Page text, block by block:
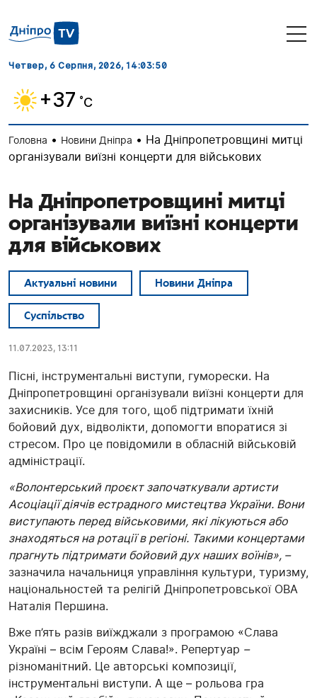
Четвер, 6 Серпня, 2026, 14:03:51
+37 ˚C
Головна • Новини Дніпра • На Дніпропетровщині митці
організували виїзні концерти для військових
На Дніпропетровщині митці
організували виїзні концерти
для військових
Актуальні новини Новини Дніпра
Суспільство
11.07.2023, 13:11
Пісні, інструментальні виступи, гуморески. На
Дніпропетровщині організували виїзні концерти для
захисників. Усе для того, щоб підтримати їхній
бойовий дух, відволікти, допомогти впоратися зі
стресом. Про це повідомили в обласній військовій
адміністрації.
«Волонтерський проєкт започаткували артисти
Асоціації діячів естрадного мистецтва України. Вони
виступають перед військовими, які лікуються або
знаходяться на ротації в регіоні. Такими концертами
прагнуть підтримати бойовий дух наших воїнів», –
зазначила начальниця управління культури, туризму,
національностей та релігій Дніпропетровської ОВА
Наталія Першина.
Вже п’ять разів виїжджали з програмою «Слава
Україні – всім Героям Слава!». Репертуар –
різноманітний. Це авторські композиції,
інструментальні виступи. А ще – рольова гра